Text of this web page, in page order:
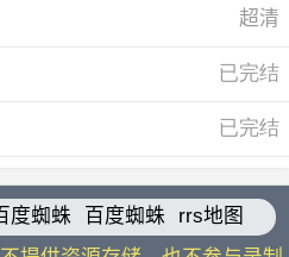
超清
已完结
已完结
度蜘蛛 百度蜘蛛
rrs地图